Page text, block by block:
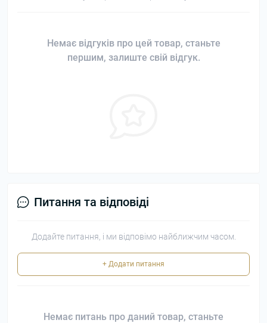
Немає відгуків про цей товар, станьте
першим, залиште свій відгук.
Питання та відповіді
Додайте питання, і ми відповімо найближчим часом.
+ Додати питання
Немає питань про даний товар, станьте